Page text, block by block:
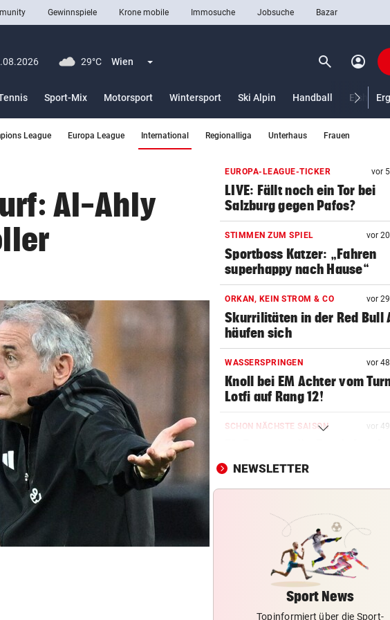
Gewinnspiele Krone mobile Immosuche Jobsuche Bazar
29°C Wien Menü aufklappen search Suchen
account_circle
Sport-Mix Motorsport Wintersport Ski Alpin Handball
League Europa League International Regionalliga Unterhaus Frauen
Al-Ahly
EUROPA-LEAGUE-TICKER vor
LIVE: Fällt noch ein Tor bei
Salzburg gegen Pafos?
STIMMEN ZUM SPIEL vor
Sportboss Katzer: „Fahren
superhappy nach Hause“
ORKAN, KEIN STROM & CO vor
Skurrilitäten in der Red Bull
häufen sich
WASSERSPRINGEN vor
Knoll bei EM Achter vom
Lotfi auf Rang 12!
SCHON NÄCHSTE SAISON vor
Sprintrennen geben
CONFERENCE LEAGUE
Play-off weit auf
MITTEN IN HITZEWELLE
Irre! Salzburg – Pafos wegen
Sintflut unterbrochen
RADSPORT
NEWSLETTER
Sport News
Topinformiert über die Sport-